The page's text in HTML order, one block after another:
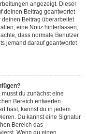
angezeigt. Dieser
deinen Beitrag geantwortet
deinen Beitrag überarbeitet
eine Notiz hinterlassen,
dass normale Benutzer
jemand darauf geantwortet
du zunächst eine
Bereich entwerfen.
hast, kannst du in jedem
Du kannst eine Signatur
Bereich das
Wenn du einen